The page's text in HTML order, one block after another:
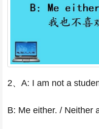
2、A: I am not a
B: Me either. / Neither